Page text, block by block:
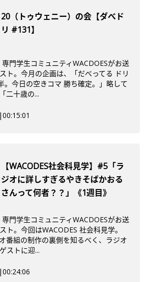
20（トゥウェニー）の会【ダべド
リ #131】
専門学生コミュニティWACDOESがお送
ト。今月の企画は、「だべってる ドリ
。今日の空きコマ 勝ち確定。」略して
二十歳の...
|00:15:01
【WACODES社会科見学】#5「ラ
ジオに詳しすぎるやきそばかおる
さんって何者？？」《1週目》
専門学生コミュニティWACDOESがお送
ト。今回はWACODES 社会科見学。
番組の制作の裏側を知るべく、ラジオ
ストに迎...
|00:24:06